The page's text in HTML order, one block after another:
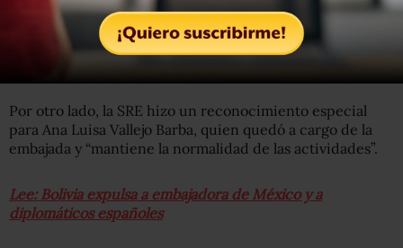
https://t.co/wlJy52HyKZ
pic.twitter.com/wTM8ld7HG7
— Relaciones Exteriores (@SRE_mx)January 3, 2020
Por otro lado, la SRE hizo un reconocimiento especial
para Ana Luisa Vallejo Barba, quien quedó a cargo de la
embajada y “mantiene la normalidad de las actividades”.
Lee: Bolivia expulsa a embajadora de México y a
diplomáticos españoles